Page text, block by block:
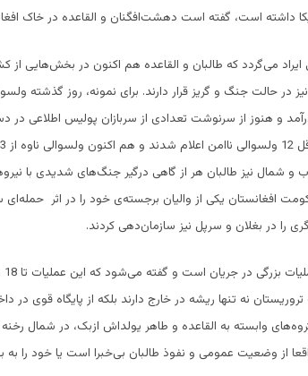
داشته است، گفته است دهشت‌افگنان و القاعده در خاک
ایراد می‌گردد که طالبان و القاعده هم اکنون در بخش‌هایی
در حالت جنگ و گریز قرار دارند. برای نمونه، روز گذشته
درآمد و هنوز از سرنوشت تعدادی از سربازان پولیس اطلاعی
و شمال نیز طالبان هر از گاهی درگیر جنگ‌های شدیدی با
افغانستان یکی از والیان برجسته‌‌ی خود را در اثر حمله‌ای
را در بغلان و سرپل نیز سازمان‌دهی کردند.
نه تنها ریشه در خارج دارند بلکه از پایگاه قوی در
وابسته به القاعده و طاهر یولداش ازبک، در شمال رخنه
از وضعیت عمومی و نفوذ طالبان بی‌خبرا است یا خود را به